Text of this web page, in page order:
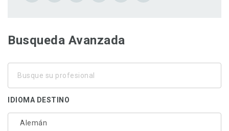
Busqueda Avanzada
IDIOMA DESTINO